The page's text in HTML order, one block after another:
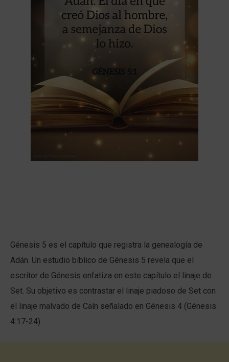
Génesis 5 es el capítulo que registra la genealogía de
Adán. Un estudio bíblico de Génesis 5 revela que el
escritor de Génesis enfatiza en este capítulo el linaje de
Set. Su objetivo es contrastar el linaje piadoso de Set con
el linaje malvado de Caín señalado en Génesis 4 (Génesis
4:17-24).